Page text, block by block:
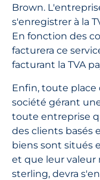
Brown.
s'enregistrer à la
En fonction des
facturera ce
facturant la TVA
Enfin, toute
société gérant
toute entreprise
des clients basés
biens sont situés
et que leur valeur
sterling, devra